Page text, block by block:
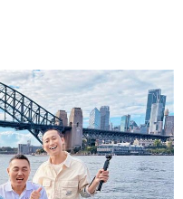
言表示：「很有電影
歆